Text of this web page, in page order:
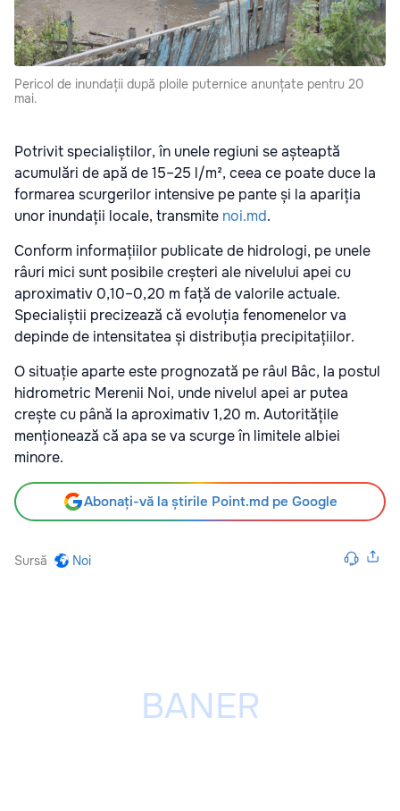
Pericol de inundații după ploile puternice anunțate pentru 20
mai.
Potrivit specialiștilor, în unele regiuni se așteaptă
acumulări de apă de 15–25 l/m², ceea ce poate duce la
formarea scurgerilor intensive pe pante și la apariția
unor inundații locale, transmite noi.md.
Conform informațiilor publicate de hidrologi, pe unele
râuri mici sunt posibile creșteri ale nivelului apei cu
aproximativ 0,10–0,20 m față de valorile actuale.
Specialiștii precizează că evoluția fenomenelor va
depinde de intensitatea și distribuția precipitațiilor.
O situație aparte este prognozată pe râul Bâc, la postul
hidrometric Merenii Noi, unde nivelul apei ar putea
crește cu până la aproximativ 1,20 m. Autoritățile
menționează că apa se va scurge în limitele albiei
minore.
Abonați-vă la știrile Point.md pe Google
Sursă Noi